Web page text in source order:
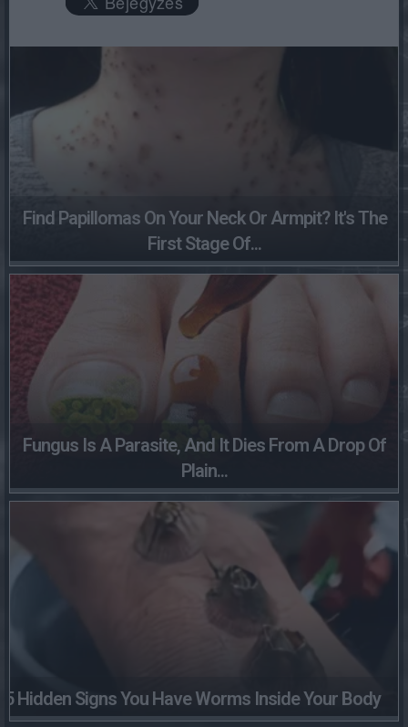
Find Papillomas On Your Neck Or Armpit? It's The
First Stage Of...
Fungus Is A Parasite, And It Dies From A Drop Of
Plain...
5 Hidden Signs You Have Worms Inside Your Body